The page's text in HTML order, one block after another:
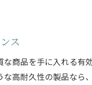
護するためのアイテム紹
テナンスの重要性
ラブルシューティング
ス
商品を手に入れる
高耐久性の製品な